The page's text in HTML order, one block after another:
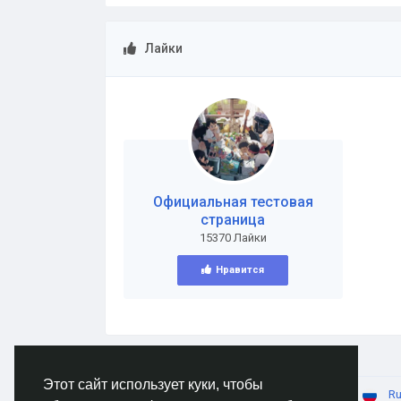
Этот сайт использует куки, чтобы
Лайки
Официальная тестовая
страница
15370 Лайки
Нравится
© 2026 AnimeSocial.SU - Первая аниме сеть!